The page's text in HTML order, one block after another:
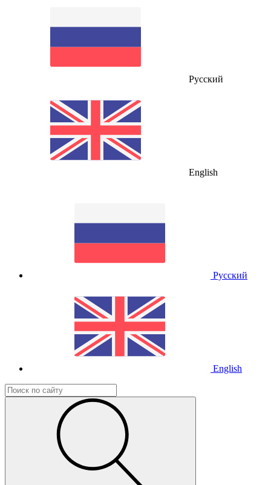
Русский
English
Русский
English